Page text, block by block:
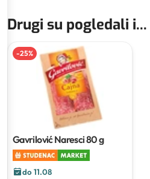
Drugi su pogledali i...
-25%
Gavrilović Naresci80 g
do 11.08